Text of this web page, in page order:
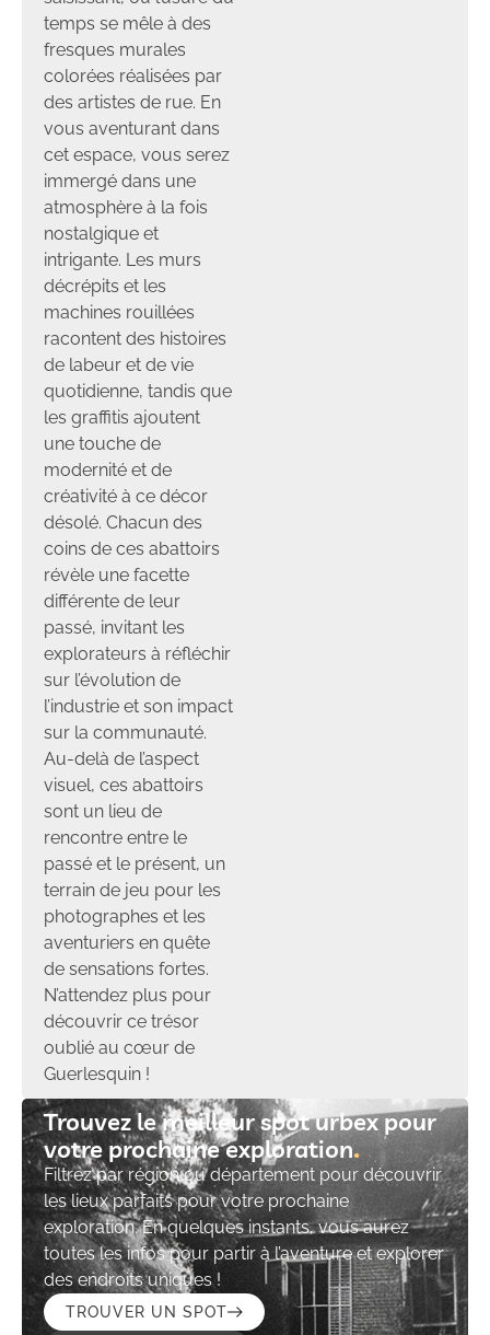
temps se mêle à des
fresques murales
colorées réalisées par
des artistes de rue. En
vous aventurant dans
cet espace, vous serez
immergé dans une
atmosphère à la fois
nostalgique et
intrigante. Les murs
décrépits et les
machines rouillées
racontent des histoires
de labeur et de vie
quotidienne, tandis que
les graffitis ajoutent
une touche de
modernité et de
créativité à ce décor
désolé. Chacun des
coins de ces abattoirs
révèle une facette
différente de leur
passé, invitant les
explorateurs à réfléchir
sur l’évolution de
l’industrie et son impact
sur la communauté.
Au-delà de l’aspect
visuel, ces abattoirs
sont un lieu de
rencontre entre le
passé et le présent, un
terrain de jeu pour les
photographes et les
aventuriers en quête
de sensations fortes.
N’attendez plus pour
découvrir ce trésor
oublié au cœur de
Guerlesquin !
Trouvez le meilleur spot urbex pour
votre prochaine exploration​
Filtrez par région ou département pour découvrir
les lieux parfaits pour votre prochaine
exploration. En quelques instants, vous aurez
toutes les infos pour partir à l’aventure et explorer
des endroits uniques !
TROUVER UN SPOT